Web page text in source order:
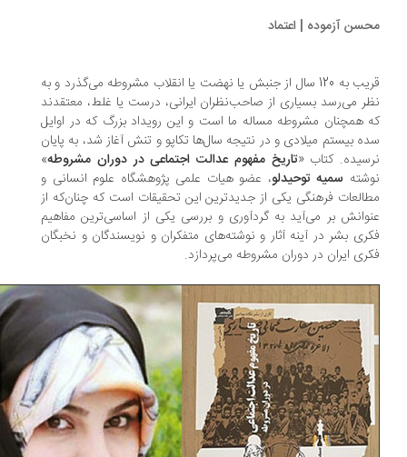
آزموده | اعتماد
قریب به 120 سال از جنبش یا نهضت یا انقلاب مشروطه می‌گذرد و به
می‌رسد بسیاری از صاحب‌نظران ایرانی، درست یا غلط، معتقدند
همچنان مشروطه مساله ما است و این رویداد بزرگ که در اوایل
بیستم میلادی و در نتیجه سال‌ها تکاپو و تنش آغاز شد، به پایان
کتاب «تاریخ مفهوم عدالت اجتماعی در دوران مشروطه»
سمیه توحیدلو، عضو هیات علمی پژوهشگاه علوم انسانی و
فرهنگی یکی از جدیدترین این تحقیقات است که چنان‌که از
بر می‌آید به گردآوری و بررسی یکی از اساسی‌ترین مفاهیم
بشر در آینه آثار و نوشته‌های متفکران و نویسندگان و نخبگان
ایران در دوران مشروطه می‌پردازد.